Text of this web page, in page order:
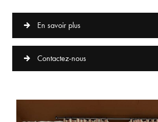
En savoir plus
Contactez-nous